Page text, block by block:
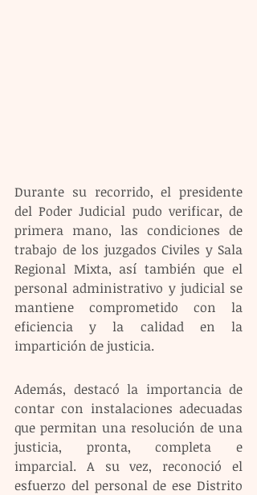
Durante su recorrido, el presidente
del Poder Judicial pudo verificar, de
primera mano, las condiciones de
trabajo de los juzgados Civiles y Sala
Regional Mixta, así también que el
personal administrativo y judicial se
mantiene comprometido con la
eficiencia y la calidad en la
impartición de justicia.
Además, destacó la importancia de
contar con instalaciones adecuadas
que permitan una resolución de una
justicia, pronta, completa e
imparcial. A su vez, reconoció el
esfuerzo del personal de ese Distrito